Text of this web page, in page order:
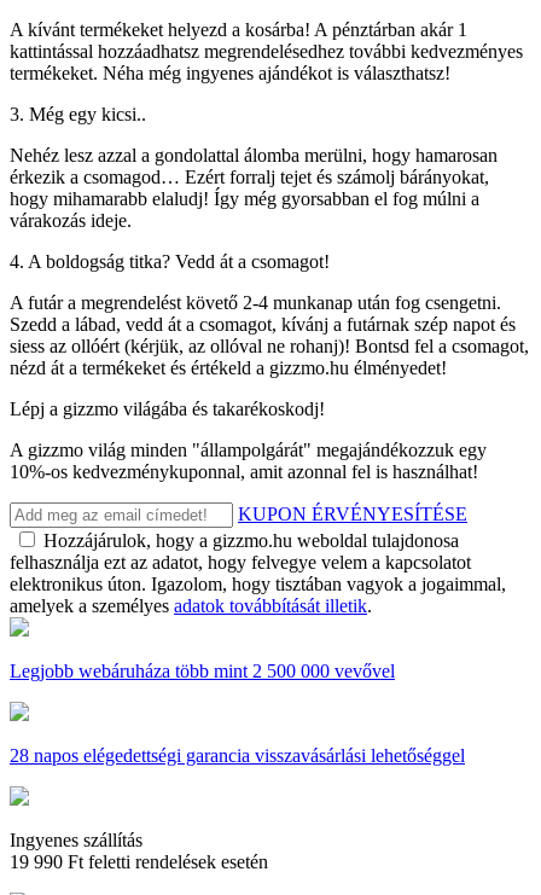
A kívánt termékeket helyezd a kosárba! A pénztárban akár 1
kattintással hozzáadhatsz megrendelésedhez további kedvezményes
termékeket. Néha még ingyenes ajándékot is választhatsz!
3. Még egy kicsi..
Nehéz lesz azzal a gondolattal álomba merülni, hogy hamarosan
érkezik a csomagod… Ezért forralj tejet és számolj bárányokat,
hogy mihamarabb elaludj! Így még gyorsabban el fog múlni a
várakozás ideje.
4. A boldogság titka? Vedd át a csomagot!
A futár a megrendelést követő 2-4 munkanap után fog csengetni.
Szedd a lábad, vedd át a csomagot, kívánj a futárnak szép napot és
siess az ollóért (kérjük, az ollóval ne rohanj)! Bontsd fel a csomagot,
nézd át a termékeket és értékeld a gizzmo.hu élményedet!
Lépj a gizzmo világába és takarékoskodj!
A gizzmo világ minden "állampolgárát" megajándékozzuk egy
10%-os kedvezménykuponnal, amit azonnal fel is használhat!
KUPON ÉRVÉNYESÍTÉSE
Hozzájárulok, hogy a gizzmo.hu weboldal tulajdonosa
felhasználja ezt az adatot, hogy felvegye velem a kapcsolatot
elektronikus úton. Igazolom, hogy tisztában vagyok a jogaimmal,
amelyek a személyes adatok továbbítását illetik.
Legjobb webáruháza több mint 2 500 000 vevővel
28 napos elégedettségi garancia visszavásárlási lehetőséggel
Ingyenes szállítás
19 990 Ft feletti rendelések esetén